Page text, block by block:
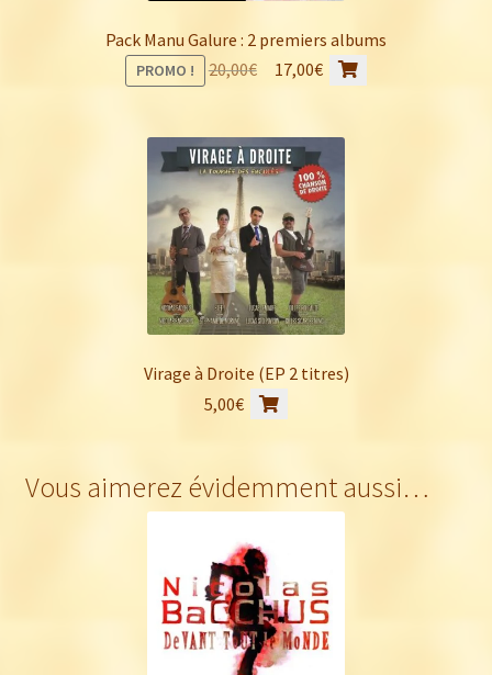
Pack Manu Galure : 2 premiers albums
PROMO ! 20,00€
Le
était :
20,00€.
17,00€ Le
17,00€.
Virage à Droite (EP 2 titres)
5,00€
Vous aimerez évidemment aussi…